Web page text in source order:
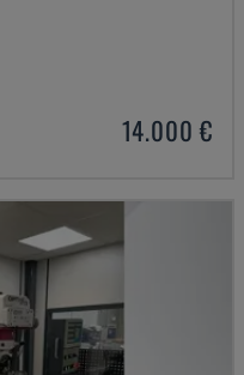
14.000 €